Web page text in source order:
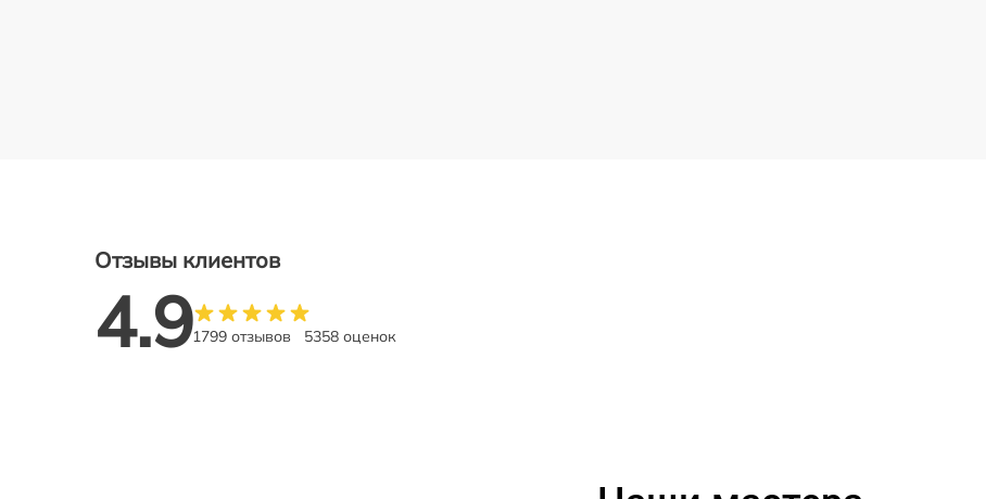
Отзывы клиентов
4.91799 отзывов 5358 оценок